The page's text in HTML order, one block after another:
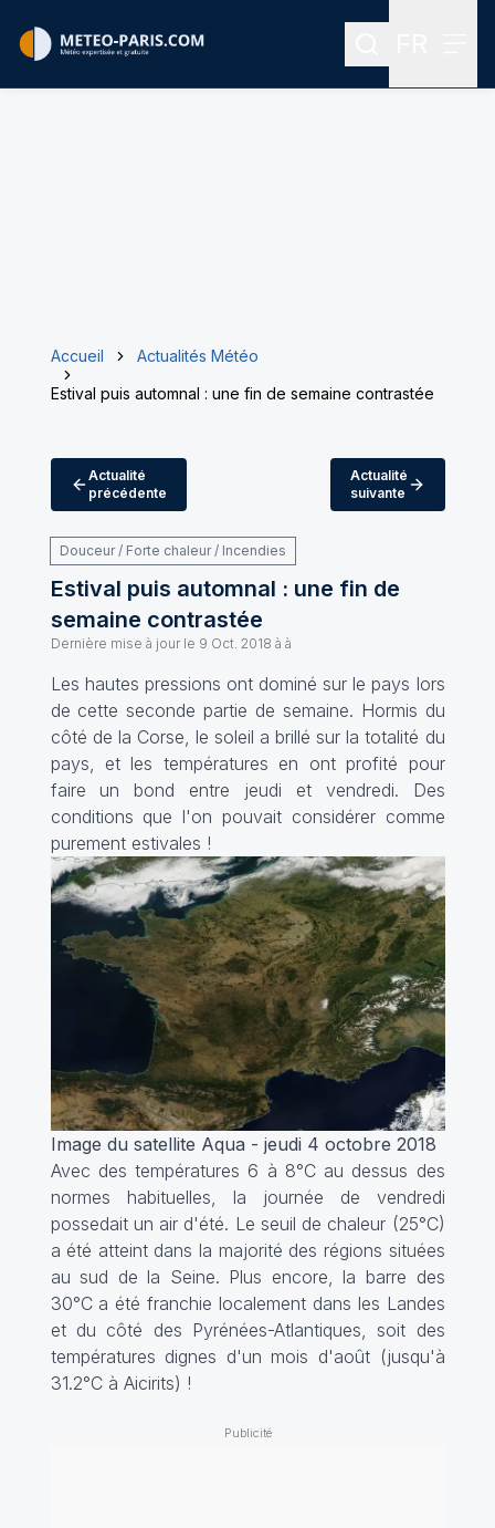
Rechercher
Accueil
Actualités Météo
Estival puis automnal : une fin de semaine contrastée
Actualité
précédente
Actualité
suivante
Douceur / Forte chaleur / Incendies
Estival puis automnal : une fin de
semaine contrastée
Dernière mise à jour le 9 Oct. 2018 à à
Les hautes pressions ont dominé sur le pays lors
de cette seconde partie de semaine. Hormis du
côté de la Corse, le soleil a brillé sur la totalité du
pays, et les températures en ont profité pour
faire un bond entre jeudi et vendredi. Des
conditions que l'on pouvait considérer comme
purement estivales !
Image du satellite Aqua - jeudi 4 octobre 2018
Avec des températures 6 à 8°C au dessus des
normes habituelles, la journée de vendredi
possedait un air d'été. Le seuil de chaleur (25°C)
a été atteint dans la majorité des régions situées
au sud de la Seine. Plus encore, la barre des
30°C a été franchie localement dans les Landes
et du côté des Pyrénées-Atlantiques, soit des
températures dignes d'un mois d'août (jusqu'à
31.2°C à Aicirits) !